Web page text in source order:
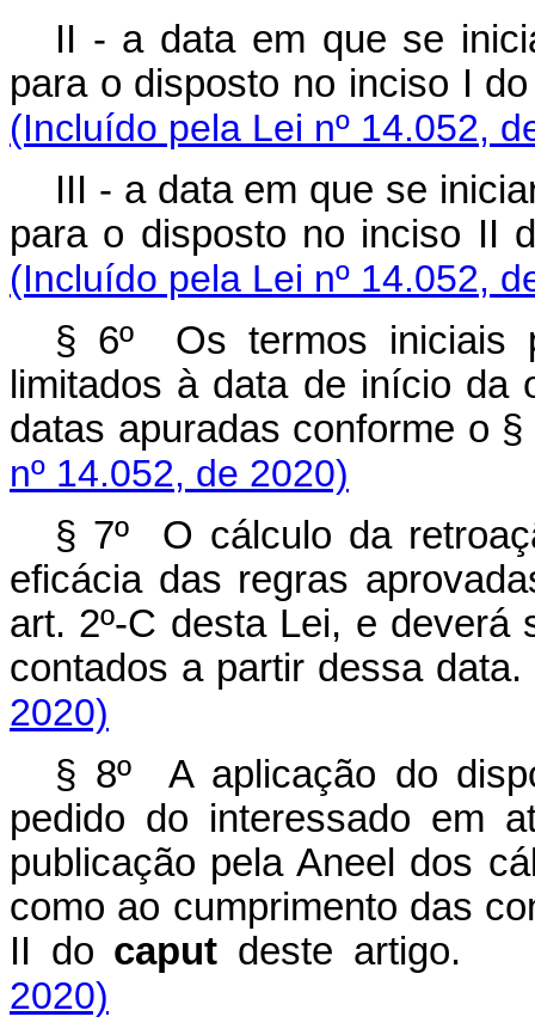
II - a data em que se
para o disposto no inciso I
(Incluído pela Lei nº 14.052,
III - a data em que se
para o disposto no inciso II
(Incluído pela Lei nº 14.052,
§ 6º Os termos iniciais
limitados à data de início da
datas apuradas conforme
nº 14.052, de 2020)
§ 7º O cálculo da
eficácia das regras
art. 2º-C desta Lei, e
contados a partir dessa
2020)
§ 8º A aplicação do
pedido do interessado em
publicação pela Aneel dos
como ao cumprimento das
II do caput deste
2020)